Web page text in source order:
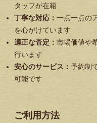
タッフが在籍
丁寧な対応： 一点一点の
を心がけています
適正な査定： 市場価値や
行います
安心のサービス： 予約制
可能です
ご利用方法